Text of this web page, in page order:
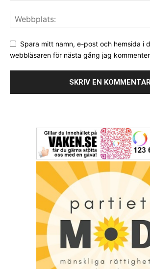
Spara mitt namn, e-post och hemsida i
webbläsaren för nästa gång jag